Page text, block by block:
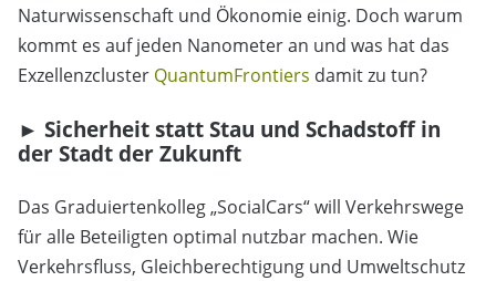
Naturwissenschaft und Ökonomie einig. Doch warum
kommt es auf jeden Nanometer an und was hat das
Exzellenzcluster QuantumFrontiers damit zu tun?
► Sicherheit statt Stau und Schadstoff in
der Stadt der Zukunft
Das Graduiertenkolleg „SocialCars“ will Verkehrswege
für alle Beteiligten optimal nutzbar machen. Wie
Verkehrsfluss, Gleichberechtigung und Umweltschutz